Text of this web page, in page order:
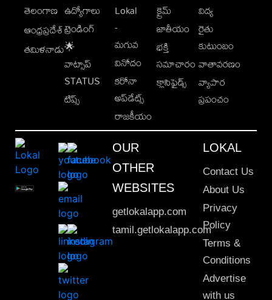
తెలంగాణ
ఆంధ్రప్రదేశ్
తమిళనాడు
ఉద్యోగాలు
ట్రెండింగ్
🌟
వాట్సాప్
STATUS
టిప్స్
Lokal
-
మగువ
వినోదం
కరోనా
అప్‌డేట్స్
రాజకీయం
క్రైమ్
జాతీయం
భక్తి
సమాచారం
క్లాసిఫైడ్స్
విద్య
రైతు
కుటుంబం
వాతావరణం
వ్యాపార
ప్రపంచం
OUR
OTHER
WEBSITES
getlokalapp.com
tamil.getlokalapp.com
LOKAL
Contact Us
About Us
Privacy
Policy
Terms &
Conditions
Advertise
with us